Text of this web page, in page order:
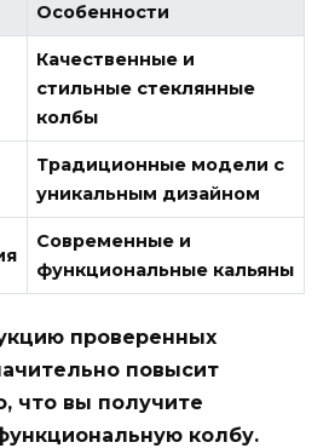
Особенности
Качественные и
стильные стеклянные
колбы
Традиционные модели с
уникальным дизайном
Современные и
функциональные кальяны
проверенных
повысит
что вы получите
колбу.